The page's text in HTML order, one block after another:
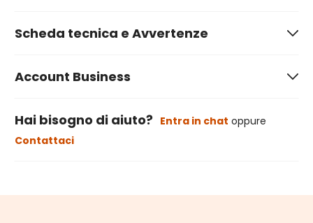
Scheda tecnica e Avvertenze
Account Business
Hai bisogno di aiuto? Entra in chat oppure
Contattaci